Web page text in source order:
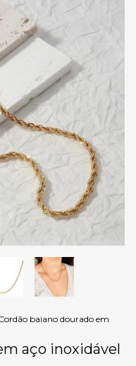
baiano dourado em
aço inoxidável